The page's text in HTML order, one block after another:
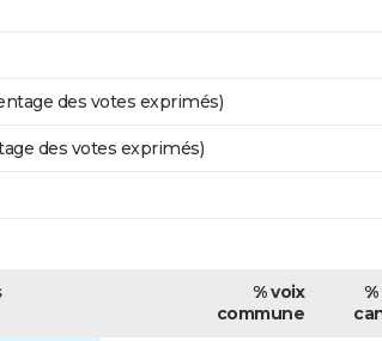
des votes exprimés)
des votes exprimés)
% voix
commune